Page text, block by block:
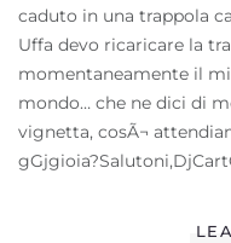
caduto in una trappola
Uffa devo ricaricare la
momentaneamente il
mondo… che ne dici di
vignetta, cosÃ¬